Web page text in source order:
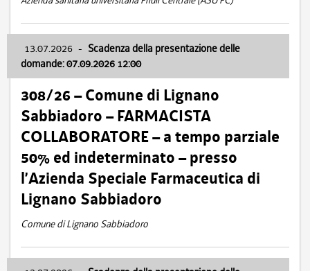
13.07.2026 - Scadenza della presentazione delle
domande: 07.09.2026 12:00
308/26 – Comune di Lignano
Sabbiadoro – FARMACISTA
COLLABORATORE – a tempo parziale
50% ed indeterminato – presso
l’Azienda Speciale Farmaceutica di
Lignano Sabbiadoro
Comune di Lignano Sabbiadoro